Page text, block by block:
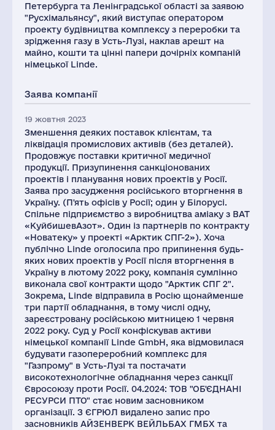
Петербурга та Ленінградської області за заявою
"Русхімальянсу", який виступає оператором
проекту будівництва комплексу з переробки та
зрідження газу в Усть-Лузі, наклав арешт на
майно, кошти та цінні папери дочірніх компаній
німецької Linde.
Заява компанії
19 жовтня 2023
Зменшення деяких поставок клієнтам, та
ліквідація промислових активів (без деталей).
Продовжує поставки критичної медичної
продукції. Призупинення санкціонованих
проектів і планування нових проектів у Росії.
Заява про засудження російського вторгнення в
Україну. (П'ять офісів у Росії; один у Білорусі.
Спільне підприємство з виробництва аміаку з ВАТ
«КуйбишевАзот». Один із партнерів по контракту
«Новатеку» у проекті «Арктик СПГ-2»). Хоча
публічно Linde оголосила про припинення будь-
яких нових проектів у Росії після вторгнення в
Україну в лютому 2022 року, компанія сумлінно
виконала свої контракти щодо "Арктик СПГ 2".
Зокрема, Linde відправила в Росію щонайменше
три партії обладнання, в тому числі одну,
зареєстровану російською митницею 1 червня
2022 року. Суд у Росії конфіскував активи
німецької компанії Linde GmbH, яка відмовилася
будувати газопереробний комплекс для
"Газпрому" в Усть-Лузі та постачати
високотехнологічне обладнання через санкції
Євросоюзу проти Росії. 04.2024: ТОВ "ОБ'ЄДНАНІ
РЕСУРСИ ПТО" стає новим засновником
організації. З ЄГРЮЛ видалено запис про
засновників АЙЗЕНВЕРК ВЕЙЛЬБАХ ГМБХ та